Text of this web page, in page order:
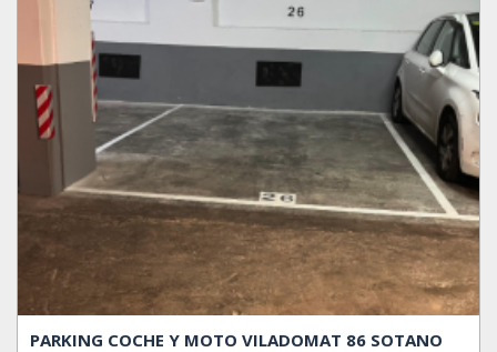
PARKING COCHE Y MOTO VILADOMAT 86 SOTANO